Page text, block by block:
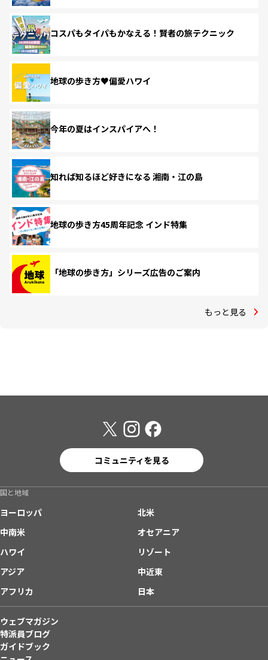
コスパもタイパもかなえる！賢者の旅テクニック
地球の歩き方♥偏愛ハワイ
今年の夏はインスパイアへ！
知れば知るほど好きになる 湘南・江の島
地球の歩き方45周年記念 インド特集
「地球の歩き方」シリーズ広告のご案内
もっと見る
コミュニティを見る
国と地域
ヨーロッパ
北米
中南米
オセアニア
ハワイ
リゾート
アジア
中近東
アフリカ
日本
ウェブマガジン
特派員ブログ
ガイドブック